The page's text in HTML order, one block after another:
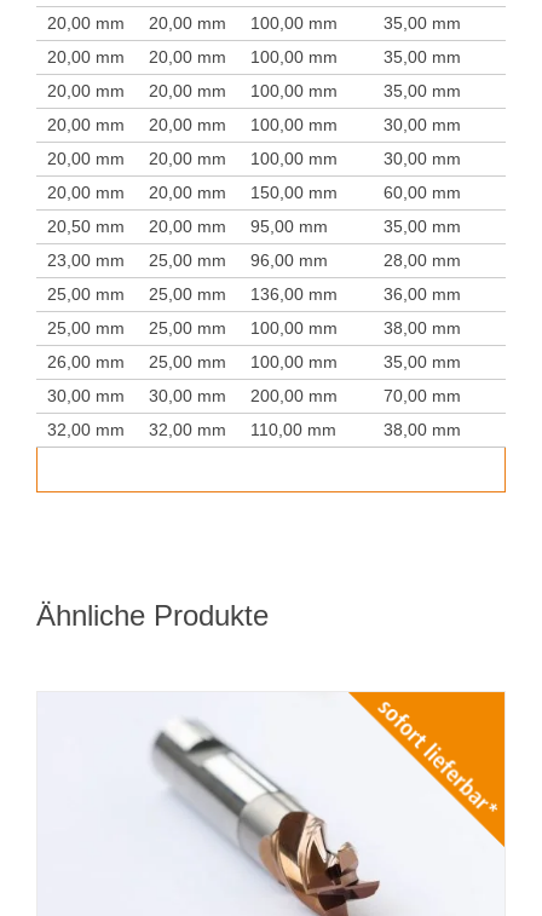
20,00 mm
20,00 mm 100,00 mm 35,00 mm
20,00 mm
20,00 mm 100,00 mm 35,00 mm
20,00 mm
20,00 mm 100,00 mm 35,00 mm
20,00 mm
20,00 mm 100,00 mm 30,00 mm
20,00 mm
20,00 mm 100,00 mm 30,00 mm
20,00 mm
20,00 mm 150,00 mm 60,00 mm
20,50 mm
20,00 mm 95,00 mm 35,00 mm
23,00 mm
25,00 mm 96,00 mm 28,00 mm
25,00 mm
25,00 mm 136,00 mm 36,00 mm
25,00 mm
25,00 mm 100,00 mm 38,00 mm
26,00 mm
25,00 mm 100,00 mm 35,00 mm
30,00 mm
30,00 mm 200,00 mm 70,00 mm
32,00 mm
32,00 mm 110,00 mm 38,00 mm
Ähnliche Produkte